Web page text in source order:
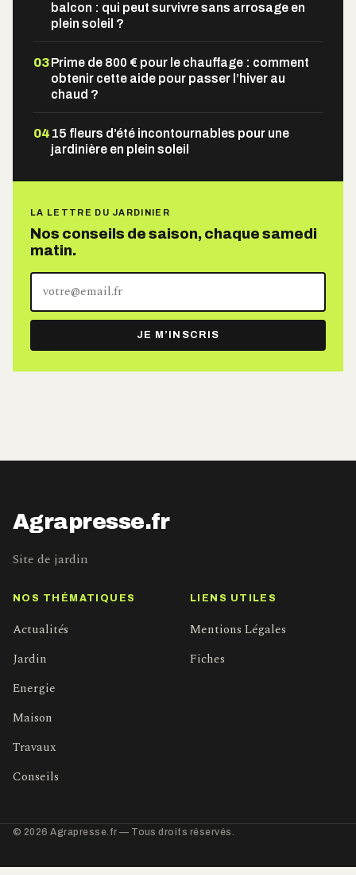
balcon : qui peut survivre sans arrosage en
plein soleil ?
03Prime de 800 € pour le chauffage : comment
obtenir cette aide pour passer l’hiver au
chaud ?
04 15 fleurs d’été incontournables pour une
jardinière en plein soleil
LA LETTRE DU JARDINIER
Nos conseils de saison, chaque samedi
matin.
Votre
adresse
e-
mail
JE M’INSCRIS
Agrapresse.fr
Site de jardin
NOS THÉMATIQUES
Actualités
Jardin
Energie
Maison
Travaux
Conseils
LIENS UTILES
Mentions Légales
Fiches
© 2026 Agrapresse.fr — Tous droits réservés.